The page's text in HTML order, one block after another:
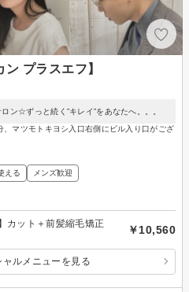
プラスエフ】
ン☆ずっと続く”キレイ”をあなたへ。。。
マツモトキヨシ入口右側にビル入り口がござ
える メンズ歓迎
カット＋前髪縮毛矯正
￥10,560
ルメニューを見る